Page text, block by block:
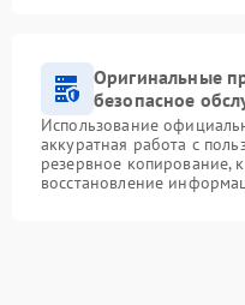
Оригинальные
безопасное
Использование
аккуратная работа с
резервное копирование,
восстановление